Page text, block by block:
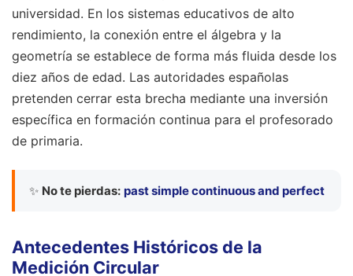
universidad. En los sistemas educativos de alto
rendimiento, la conexión entre el álgebra y la
geometría se establece de forma más fluida desde los
diez años de edad. Las autoridades españolas
pretenden cerrar esta brecha mediante una inversión
específica en formación continua para el profesorado
de primaria.
✨ No te pierdas: past simple continuous and perfect
Antecedentes Históricos de la
Medición Circular